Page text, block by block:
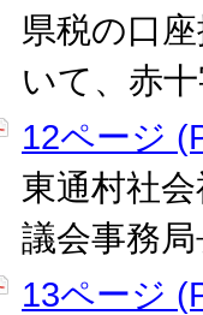
県税の口
いて、赤
12ページ
東通村社
議会事務
13ページ